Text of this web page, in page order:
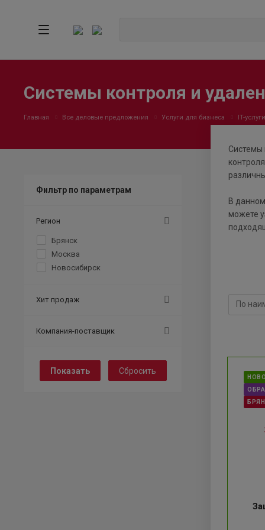
Системы контроля и
Главная Все деловые предложения Услуги для бизнеса IT-услуги
Системы
В
можете
Фильтр по параметрам
Регион
Брянск
Москва
Новосибирск
Хит продаж
Компания-поставщик
Сбросить